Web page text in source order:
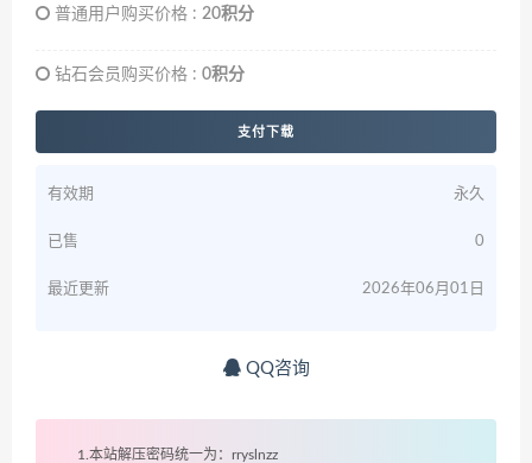
普通用户购买价格 : 20积分
钻石会员购买价格 : 0积分
支付下载
有效期 永久
已售 0
最近更新 2026年06月01日
QQ咨询
1.本站解压密码统一为：rryslnzz